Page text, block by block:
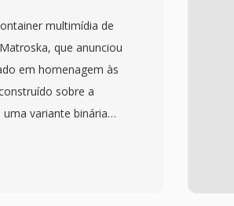
digital terrestre
recursos
múltiplos modos
reduzir artefatos
chinês endossou o
para o sistema
multimídia de
que anunciou
em homenagem às
sobre a
variante binária
flexível é